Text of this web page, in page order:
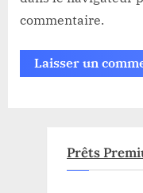
commentaire.
Prêts